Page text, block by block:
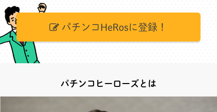
パチンコHeRosに登録！
パチンコヒーローズとは